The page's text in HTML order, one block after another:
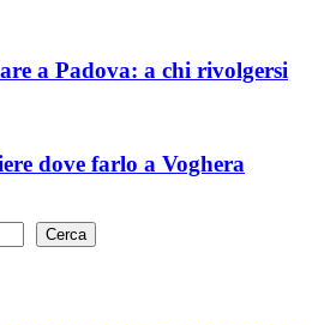
a Padova: a chi rivolgersi
dove farlo a Voghera
Cerca